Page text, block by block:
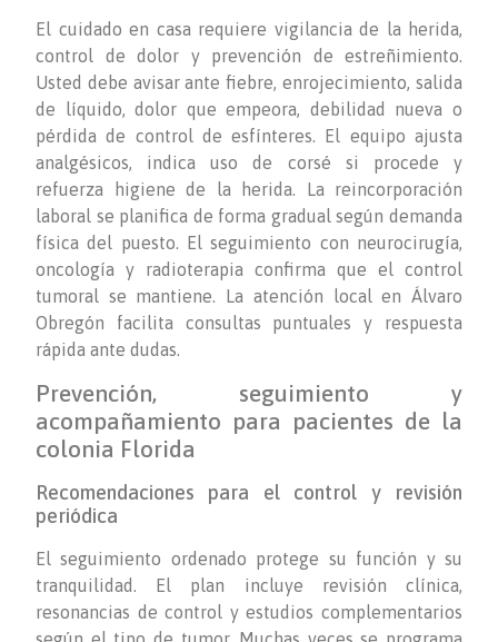
El cuidado en casa requiere vigilancia de la herida,
control de dolor y prevención de estreñimiento.
Usted debe avisar ante fiebre, enrojecimiento, salida
de líquido, dolor que empeora, debilidad nueva o
pérdida de control de esfínteres. El equipo ajusta
analgésicos, indica uso de corsé si procede y
refuerza higiene de la herida. La reincorporación
laboral se planifica de forma gradual según demanda
física del puesto. El seguimiento con neurocirugía,
oncología y radioterapia confirma que el control
tumoral se mantiene. La atención local en Álvaro
Obregón facilita consultas puntuales y respuesta
rápida ante dudas.
Prevención, seguimiento y
acompañamiento para pacientes de la
colonia Florida
Recomendaciones para el control y revisión
periódica
El seguimiento ordenado protege su función y su
tranquilidad. El plan incluye revisión clínica,
resonancias de control y estudios complementarios